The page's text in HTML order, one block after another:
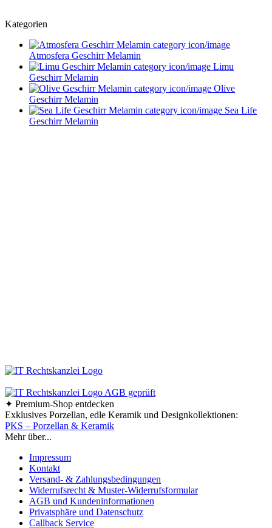
Kategorien
Atmosfera Geschirr Melamin
Limu
Geschirr Melamin
Olive
Geschirr Melamin
Sea Life
Geschirr Melamin
✦ Premium-Shop entdecken
Exklusives Porzellan, edle Keramik und Designkollektionen:
PKS – Porzellan & Keramik
Mehr über...
Impressum
Kontakt
Versand- & Zahlungsbedingungen
Widerrufsrecht & Muster-Widerrufsformular
AGB und Kundeninformationen
Privatsphäre und Datenschutz
Callback Service